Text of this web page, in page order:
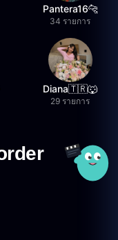
Pantera16🐆
34 รายการ
Diana🇹🇷🐺
29 รายการ